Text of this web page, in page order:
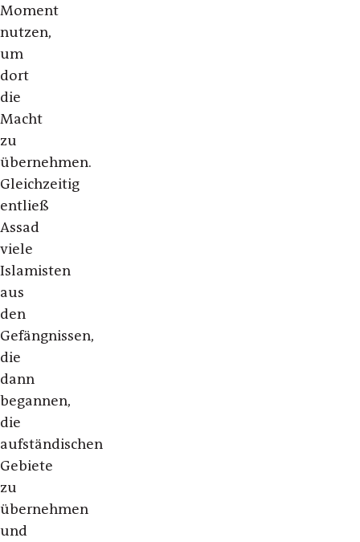
Moment
nutzen,
um
dort
die
Macht
zu
übernehmen.
Gleichzeitig
entließ
Assad
viele
Islamisten
aus
den
Gefängnissen,
die
dann
begannen,
die
aufständischen
Gebiete
zu
übernehmen
und